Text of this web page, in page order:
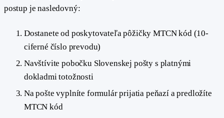
postup je nasledovný:
Dostanete od poskytovateľa pôžičky MTCN kód (10-
ciferné číslo prevodu)
Navštívite pobočku Slovenskej pošty s platnými
dokladmi totožnosti
Na pošte vyplníte formulár prijatia peňazí a predložíte
MTCN kód